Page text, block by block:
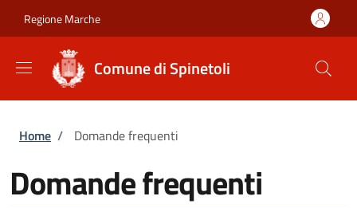
Regione Marche
Comune di Spinetoli
Briciole di pane
Home / Domande frequenti
Domande frequenti